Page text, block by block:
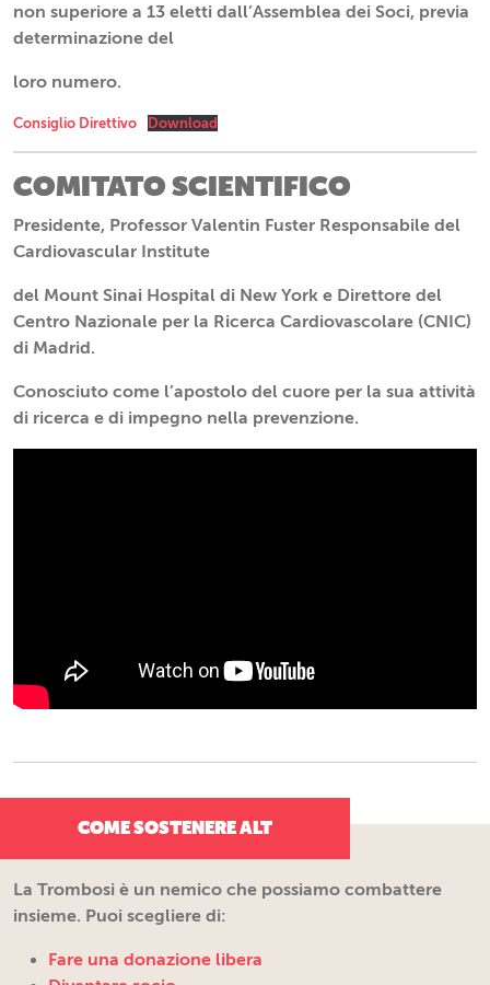
non superiore a 13 eletti dall’Assemblea dei Soci, previa
determinazione del
loro numero.
Consiglio Direttivo Download
COMITATO SCIENTIFICO
Presidente, Professor Valentin Fuster Responsabile del
Cardiovascular Institute
del Mount Sinai Hospital di New York e Direttore del
Centro Nazionale per la Ricerca Cardiovascolare (CNIC)
di Madrid.
Conosciuto come l’apostolo del cuore per la sua attività
di ricerca e di impegno nella prevenzione.
COME SOSTENERE ALT
La Trombosi è un nemico che possiamo combattere
insieme. Puoi scegliere di:
Fare una donazione libera